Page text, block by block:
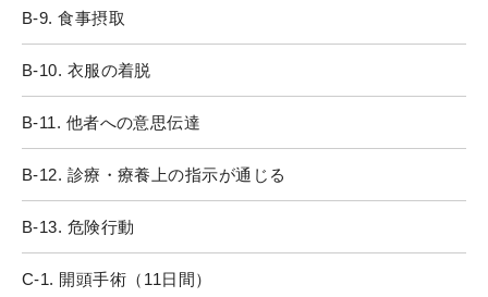
B-9. 食事摂取
B-10. 衣服の着脱
B-11. 他者への意思伝達
B-12. 診療・療養上の指示が通じる
B-13. 危険行動
C-1. 開頭手術（11日間）